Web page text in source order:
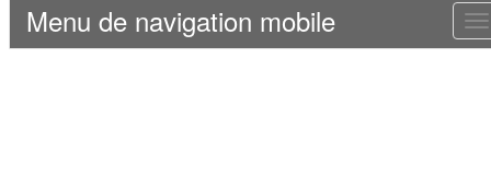
Menu de navigation mobile